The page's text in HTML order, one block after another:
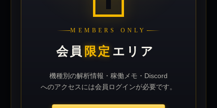
MEMBERS ONLY
会員 限定 エリア
機種別の解析情報・稼働メモ・Discord
へのアクセスには会員ログインが必要です。